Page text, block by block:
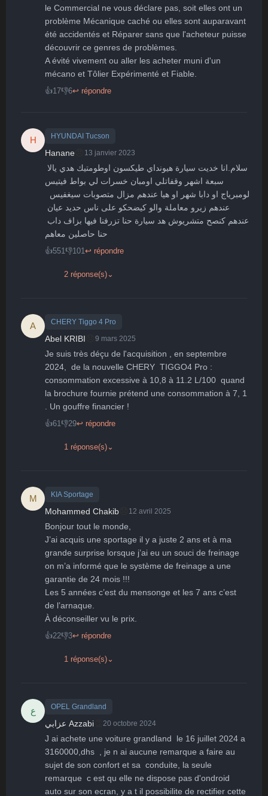
le Commercial ne vous déclare pas, soit elles ont un
problème Mécanique caché ou elles sont auparavant
été accidentés et Réparer sans que l'acheteur puisse
découvrir ce genres de problèmes.
A évité vivement ou aller les acheter muni d'un
mécano et Tôlier Expérimenté et Fiable.
👍17👎6↩ répondre
H HYUNDAI Tucson
Hanane 13 janvier 2023
سبعة اشهر وقفاتلي اومبان خسرات لي بواط فيتيس
حنا حاصلين معاهم
👍551👎101↩ répondre
2 réponse(s) ⌄
A CHERY Tiggo 4 Pro
Abel KRIBI 9 mars 2025
Je suis très déçu de l'acquisition , en septembre
2024,  de la nouvelle CHERY  TIGGO4 Pro :
consommation excessive à 10,8 à 11.2 L/100  quand
la brochure fournie prétend une consommation à 7, 1
. Un gouffre financier !
👍61👎29↩ répondre
1 réponse(s) ⌄
M KIA Sportage
Mohammed Chakib 12 avril 2025
Bonjour tout le monde,
J’ai acquis une sportage il y a juste 2 ans et à ma
grande surprise lorsque j’ai eu un souci de freinage
on m’a informé que le système de freinage a une
garantie de 24 mois !!!
Les 5 années c’est du mensonge et les 7 ans c’est
de l’arnaque.
À déconseiller vu le prix.
👍22👎3↩ répondre
1 réponse(s) ⌄
ع OPEL Grandland
عزابي Azzabi 20 octobre 2024
J ai achete une voiture grandland  le 16 juillet 2024 a
3160000,dhs  , je n ai aucune remarque a faire au
sujet de son confort et sa  conduite, la seule
remarque  c est qu elle ne dispose pas d'ondroid
auto sur son ecran, y a t il possibilite de rectifier cette